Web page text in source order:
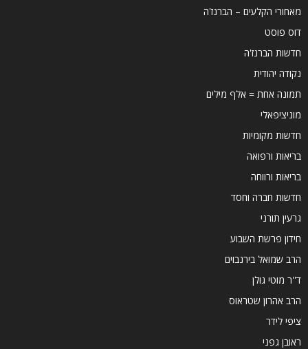
מאחורי הקלעים – הברנז'ה
דוס פוסט
חדשות הברנז'ה
נקודה יהודית
תמונה אחת = אלף מילים
מוניציפאלי
חדשות מקומיות
בריאות ורפואה
בריאות ורווחה
חדשות חברה וחסד
גרעין תורני
חידון פרשת השבוע
הרב שמואל בירנבוים
ד''ר מוטי גולן
הרב אהרון שטראוס
ציפי לידר
ראובן גפני